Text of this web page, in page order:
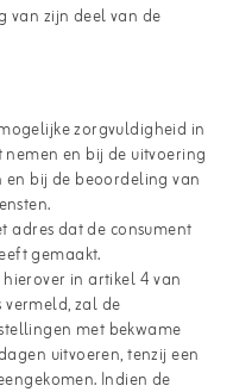
van zijn deel van de
zorgvuldigheid in
en bij de uitvoering
bij de beoordeling van
adres dat de consument
gemaakt.
in artikel 4 van
zal de
met bekwame
uitvoeren, tenzij een
Indien de